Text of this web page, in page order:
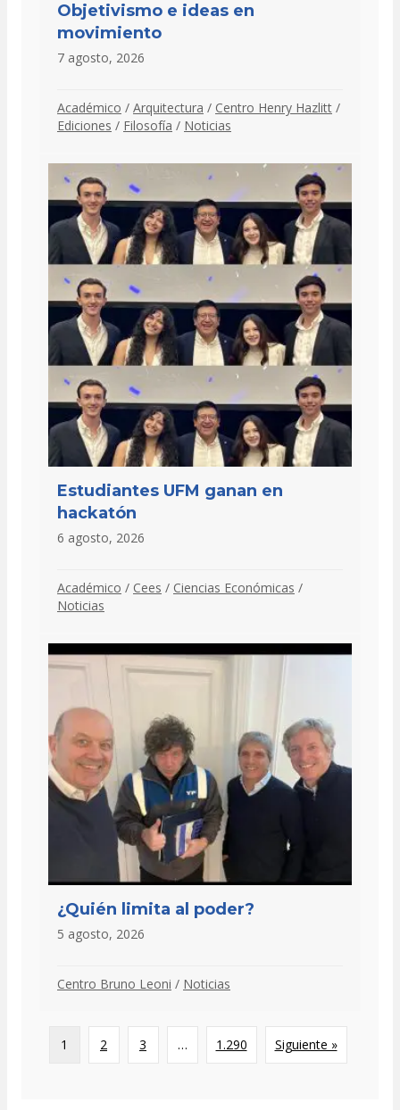
Objetivismo e ideas en
movimiento
7 agosto, 2026
Académico / Arquitectura / Centro Henry Hazlitt /
Ediciones / Filosofía / Noticias
Estudiantes UFM ganan en
hackatón
6 agosto, 2026
Académico / Cees / Ciencias Económicas /
Noticias
¿Quién limita al poder?
5 agosto, 2026
Centro Bruno Leoni / Noticias
1 2 3 … 1.290 Siguiente »